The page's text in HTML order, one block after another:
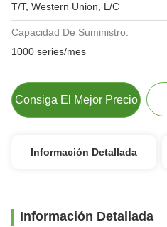
T/T, Western Union, L/C
Capacidad De Suministro:
1000 series/mes
Consiga El Mejor Precio
Información Detallada
Información Detallada